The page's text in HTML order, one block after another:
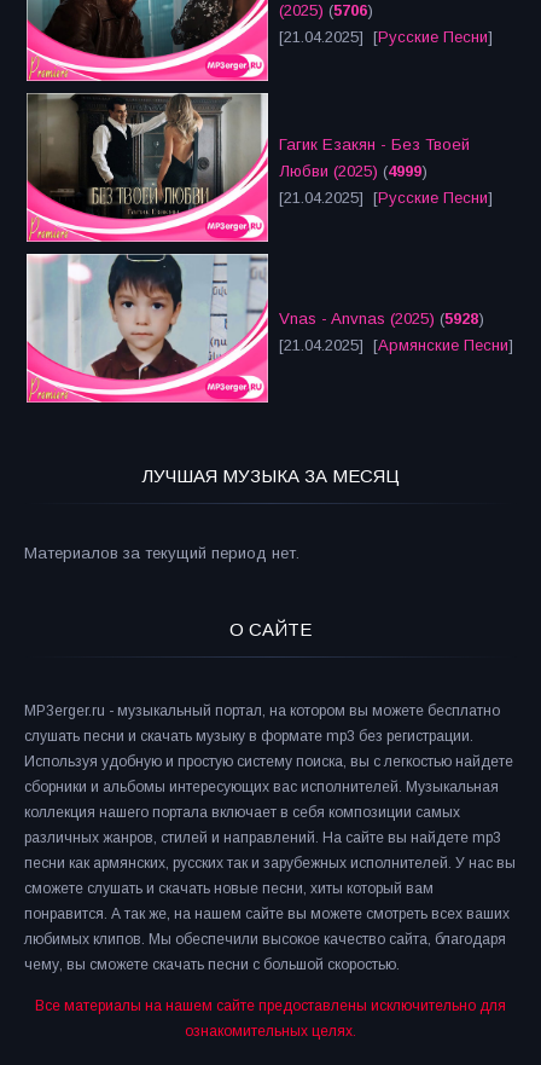
(2025) (5706)
[21.04.2025] [Русские Песни]
Гагик Езакян - Без Твоей
Любви (2025) (4999)
[21.04.2025] [Русские Песни]
Vnas - Anvnas (2025) (5928)
[21.04.2025] [Армянские Песни]
ЛУЧШАЯ МУЗЫКА ЗА МЕСЯЦ
Материалов за текущий период нет.
О САЙТЕ
MP3erger.ru - музыкальный портал, на котором вы можете бесплатно
слушать песни и скачать музыку в формате mp3 без регистрации.
Используя удобную и простую систему поиска, вы с легкостью найдете
сборники и альбомы интересующих вас исполнителей. Музыкальная
коллекция нашего портала включает в себя композиции самых
различных жанров, стилей и направлений. На сайте вы найдете mp3
песни как армянских, русских так и зарубежных исполнителей. У нас вы
сможете слушать и скачать новые песни, хиты который вам
понравится. А так же, на нашем сайте вы можете смотреть всех ваших
любимых клипов. Мы обеспечили высокое качество сайта, благодаря
чему, вы сможете скачать песни с большой скоростью.
Все материалы на нашем сайте предоставлены исключительно для
ознакомительных целях.